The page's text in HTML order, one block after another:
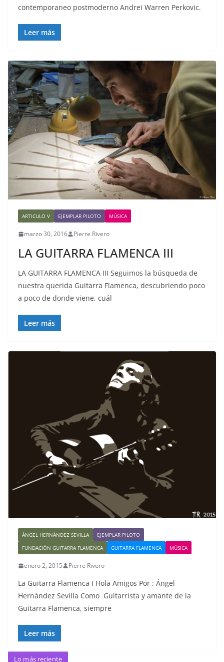
contemporaneo postmoderno Andrei Warren Perkovic.
Leer más
ARTICULO V EJEMPLAR PILOTO MÚSICA
marzo 30, 2016 Pierre Rivero
LA GUITARRA FLAMENCA III
LA GUITARRA FLAMENCA III Seguimos la búsqueda de
nuestra querida Guitarra Flamenca, descubriendo poco
a poco de donde viene, cuál
Leer más
ÁNGEL HERNÁNDEZ SEVILLA
EJEMPLAR PILOTO
FUNDACIÓN GUITARRA FLAMENCA
GUITARRA FLAMENCA MÚSICA
enero 2, 2015 Pierre Rivero
La Guitarra Flamenca I Hola Amigos Por : Ángel
Hernández Sevilla Como Guitarrista y amante de la
Guitarra Flamenca, siempre
Leer más
Lo más reciente